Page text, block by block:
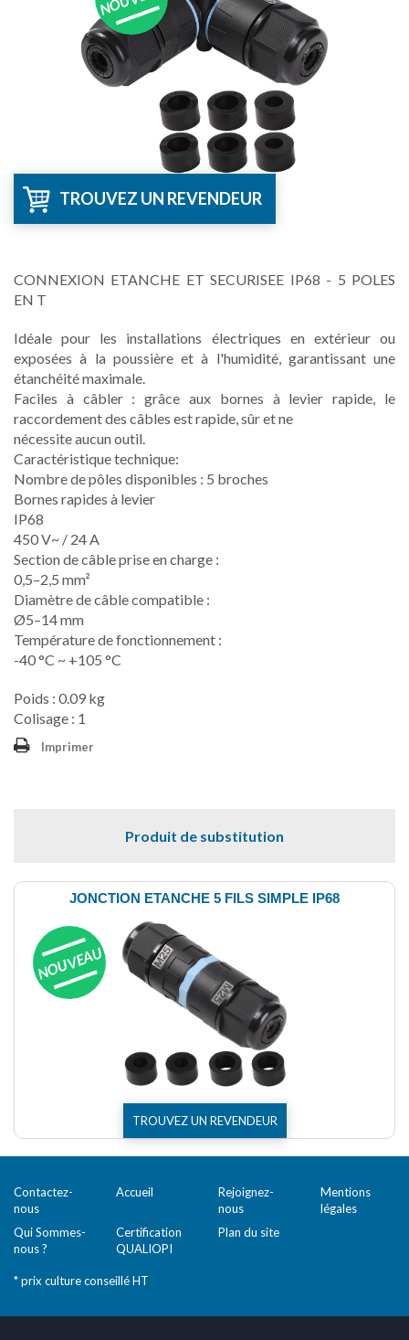
TROUVEZ UN REVENDEUR
CONNEXION ETANCHE ET SECURISEE IP68 - 5 POLES
EN T
Idéale pour les installations électriques en extérieur ou
exposées à la poussière et à l'humidité, garantissant une
étanchéité maximale.
Faciles à câbler : grâce aux bornes à levier rapide, le
raccordement des câbles est rapide, sûr et ne
nécessite aucun outil.
Caractéristique technique:
Nombre de pôles disponibles : 5 broches
Bornes rapides à levier
IP68
450 V~ / 24 A
Section de câble prise en charge :
0,5–2,5 mm²
Diamètre de câble compatible :
Ø5–14 mm
Température de fonctionnement :
-40 °C ~ +105 °C
Poids : 0.09 kg
Colisage : 1
Imprimer
Produit de substitution
JONCTION ETANCHE 5 FILS SIMPLE IP68
NOUVEAU
TROUVEZ UN REVENDEUR
Contactez-
nous
Accueil
Rejoignez-
nous
Mentions
légales
Qui Sommes-
nous ?
Certification
QUALIOPI
Plan du site
* prix culture conseillé HT